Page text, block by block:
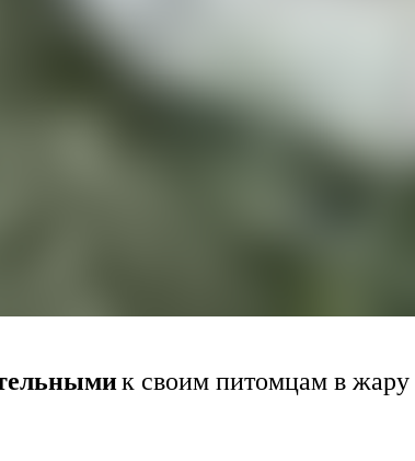
к своим питомцам в жару